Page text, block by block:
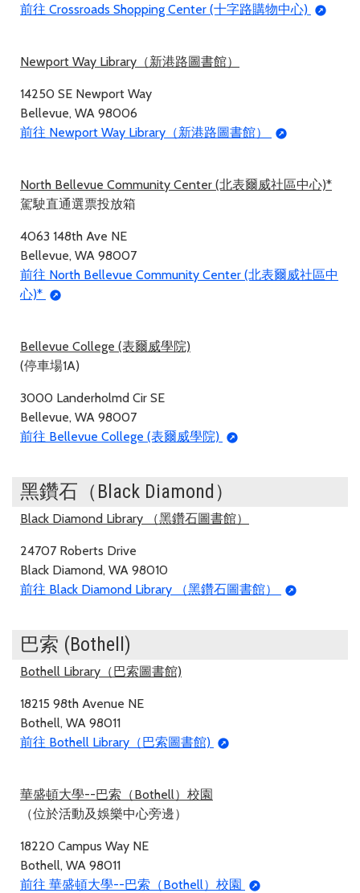
前往 Crossroads Shopping Center (十字路購物中心)
Newport Way Library（新港路圖書館）
14250 SE Newport Way
Bellevue, WA 98006
前往 Newport Way Library（新港路圖書館）
North Bellevue Community Center (北表爾威社區中心)*
駕駛直通選票投放箱
4063 148th Ave NE
Bellevue, WA 98007
前往 North Bellevue Community Center (北表爾威社區中
心)*
Bellevue College (表爾威學院)
(停車場1A)
3000 Landerholmd Cir SE
Bellevue, WA 98007
前往 Bellevue College (表爾威學院)
黑鑽石（Black Diamond）
Black Diamond Library （黑鑽石圖書館）
24707 Roberts Drive
Black Diamond, WA 98010
前往 Black Diamond Library （黑鑽石圖書館）
巴索 (Bothell)
Bothell Library（巴索圖書館)
18215 98th Avenue NE
Bothell, WA 98011
前往 Bothell Library（巴索圖書館)
華盛頓大學--巴索（Bothell）校園
（位於活動及娛樂中心旁邊）
18220 Campus Way NE
Bothell, WA 98011
前往 華盛頓大學--巴索（Bothell）校園